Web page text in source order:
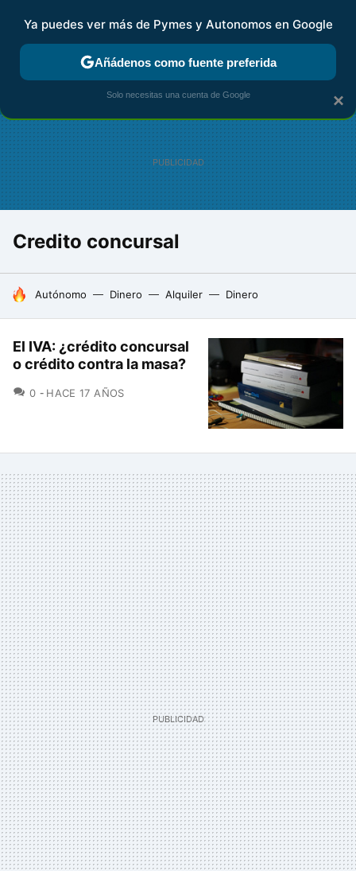
FISCALIDAD Y CONTABILIDAD KIT DIGITAL RENTA
Credito concursal
HOY SE HABLA DE
Autónomo Dinero Alquiler Dinero
El IVA: ¿crédito concursal
o crédito contra la masa?
0 COMENTARIOS
HACE 17 AÑOS
×
Ya puedes ver más de Pymes y Autonomos en Google
Añádenos como fuente preferida
Solo necesitas una cuenta de Google